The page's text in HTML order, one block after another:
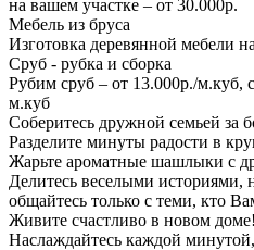
на вашем участке – от 30.000р.
Мебель из бруса
Изготовка деревянной мебели
Сруб - рубка и сборка
Рубим сруб – от 13.000р./м.куб,
м.куб
Соберитесь дружной семьей за
Разделите минуты радости в
Жарьте ароматные шашлыки с
Делитесь веселыми историями,
общайтесь только с теми, кто
Живите счастливо в новом доме!
Наслаждайтесь каждой